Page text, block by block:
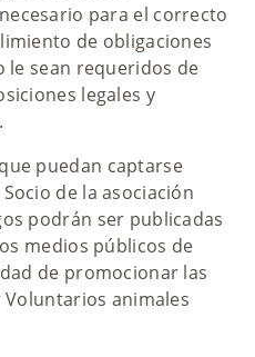
para el correcto
de obligaciones
le sean requeridos de
legales y
puedan captarse
de la asociación
podrán ser publicadas
medios públicos de
de promocionar las
animales